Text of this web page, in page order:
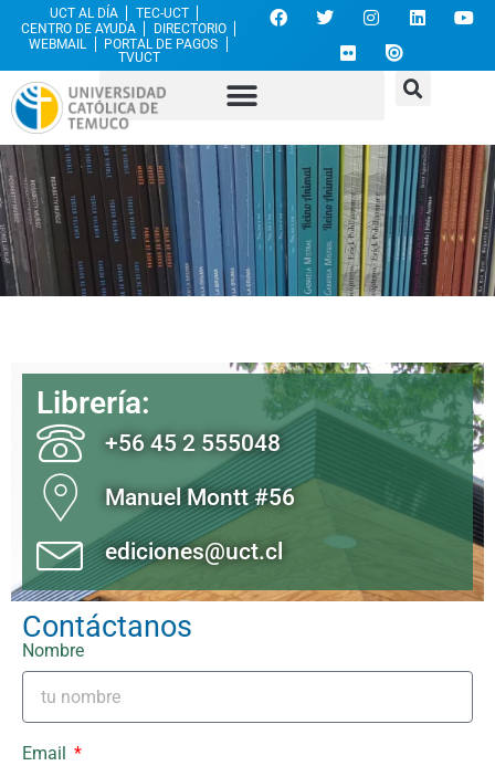
UCT AL DÍA
TEC-UCT
CENTRO DE AYUDA
DIRECTORIO
WEBMAIL
PORTAL DE PAGOS
TVUCT
Librería:
+56 45 2 555048
Manuel Montt #56
ediciones@uct.cl
Contáctanos
Nombre
Email